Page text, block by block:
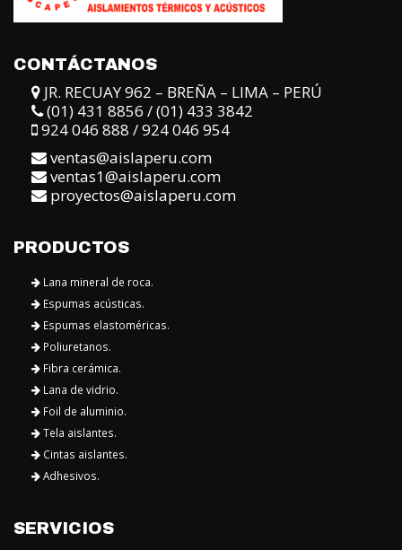
CONTÁCTANOS
JR. RECUAY 962 – BREÑA – LIMA – PERÚ
(01) 431 8856 / (01) 433 3842
924 046 888 / 924 046 954
ventas@aislaperu.com
ventas1@aislaperu.com
proyectos@aislaperu.com
PRODUCTOS
Lana mineral de roca.
Espumas acústicas.
Espumas elastoméricas.
Poliuretanos.
Fibra cerámica.
Lana de vidrio.
Foil de aluminio.
Tela aislantes.
Cintas aislantes.
Adhesivos.
SERVICIOS